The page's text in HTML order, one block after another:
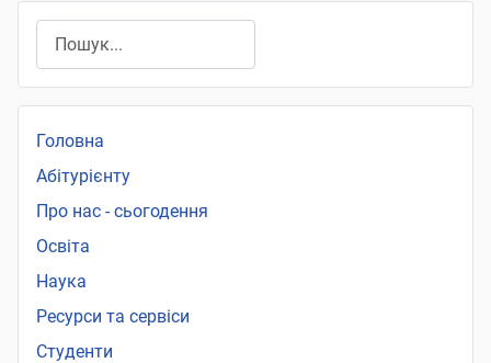
Головна
Абітурієнту
Про нас - сьогодення
Освіта
Наука
Ресурси та сервіси
Студенти